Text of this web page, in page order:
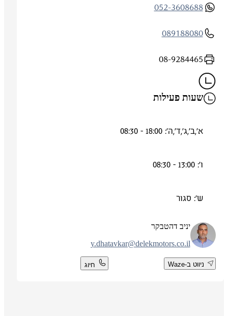
052-3608688
089188080
08-9284465
שעות פעילות
א',ב',ג',ד',ה': 18:00 - 08:30
ש': סגור
יניב דהטבקר
y.dhatavkar@delekmotors.co.il
ניווט ב-Waze חיוג